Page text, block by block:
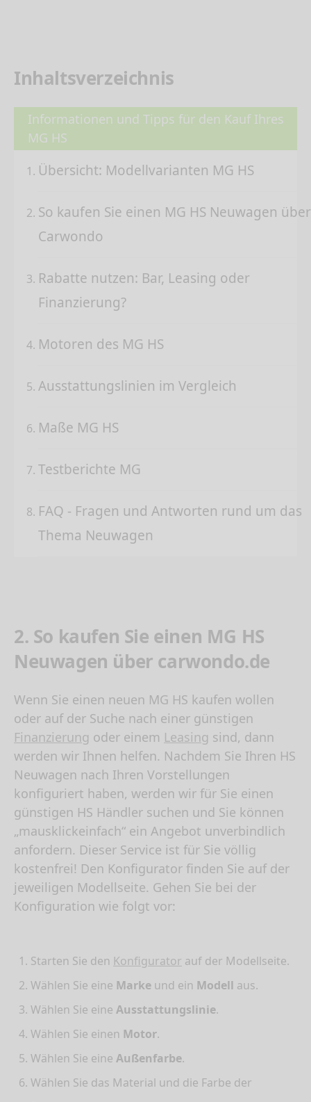
Inhaltsverzeichnis
Informationen und Tipps für den Kauf Ihres
MG HS
Übersicht: Modellvarianten MG HS
So kaufen Sie einen MG HS Neuwagen über
Carwondo
Rabatte nutzen: Bar, Leasing oder
Finanzierung?
Motoren des MG HS
Ausstattungslinien im Vergleich
Maße MG HS
Testberichte MG
FAQ - Fragen und Antworten rund um das
Thema Neuwagen
2. So kaufen Sie einen MG HS
Neuwagen über carwondo.de
Wenn Sie einen neuen MG HS kaufen wollen
oder auf der Suche nach einer günstigen
Finanzierung oder einem Leasing sind, dann
werden wir Ihnen helfen. Nachdem Sie Ihren HS
Neuwagen nach Ihren Vorstellungen
konfiguriert haben, werden wir für Sie einen
günstigen HS Händler suchen und Sie können
„mausklickeinfach“ ein Angebot unverbindlich
anfordern. Dieser Service ist für Sie völlig
kostenfrei! Den Konfigurator finden Sie auf der
jeweiligen Modellseite. Gehen Sie bei der
Konfiguration wie folgt vor:
Starten Sie den Konfigurator auf der Modellseite.
Wählen Sie eine Marke und ein Modell aus.
Wählen Sie eine Ausstattungslinie.
Wählen Sie einen Motor.
Wählen Sie eine Außenfarbe.
Wählen Sie das Material und die Farbe der